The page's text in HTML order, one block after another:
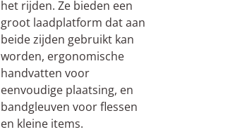
het rijden. Ze bieden een
groot laadplatform dat aan
beide zijden gebruikt kan
worden, ergonomische
handvatten voor
eenvoudige plaatsing, en
bandgleuven voor flessen
en kleine items.